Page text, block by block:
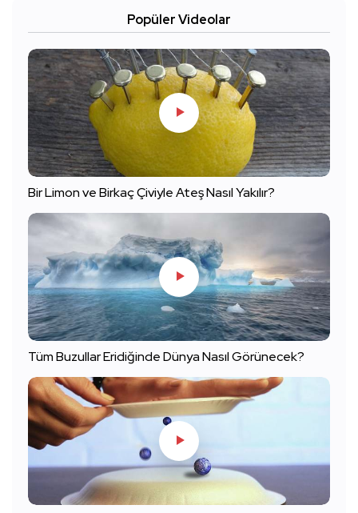
Popüler Videolar
Bir Limon ve Birkaç Çiviyle Ateş Nasıl Yakılır?
Tüm Buzullar Eridiğinde Dünya Nasıl Görünecek?